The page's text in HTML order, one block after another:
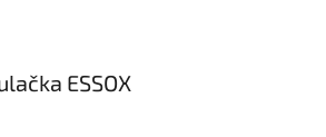
ESSOX